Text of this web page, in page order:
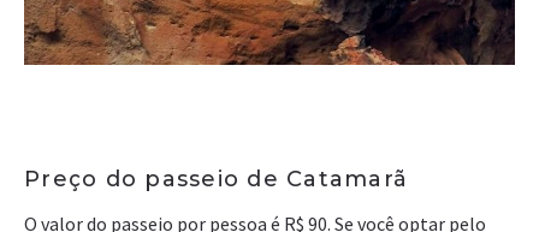
Preço do passeio de Catamarã
O valor do passeio por pessoa é R$ 90. Se você optar pelo